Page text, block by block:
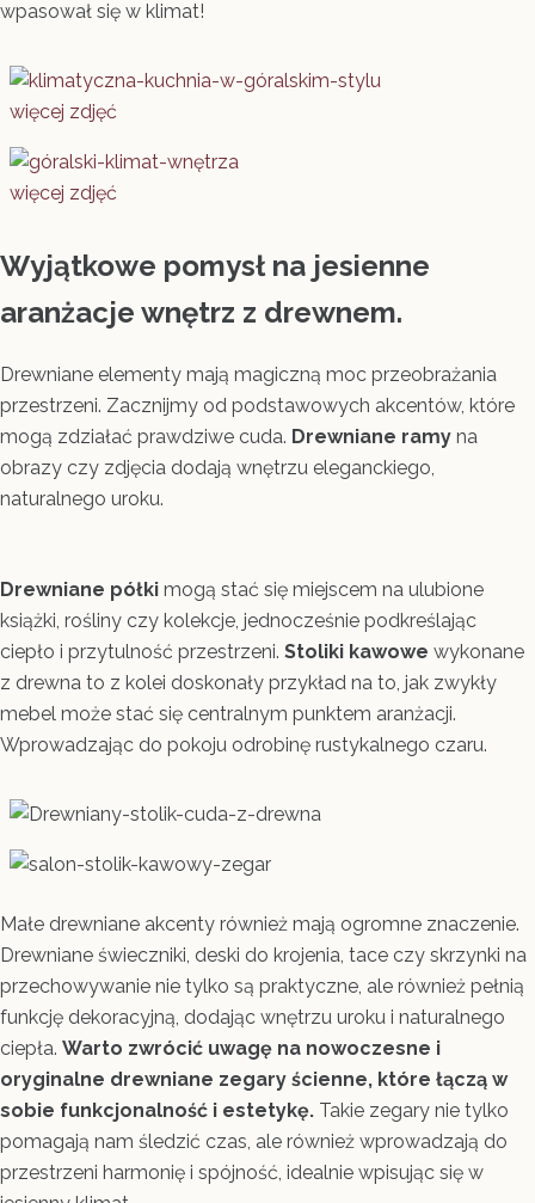
wpasował się w klimat!
więcej zdjęć
więcej zdjęć
Wyjątkowe pomysł na jesienne
aranżacje wnętrz z drewnem.
Drewniane elementy mają magiczną moc przeobrażania
przestrzeni. Zacznijmy od podstawowych akcentów, które
mogą zdziałać prawdziwe cuda. Drewniane ramy na
obrazy czy zdjęcia dodają wnętrzu eleganckiego,
naturalnego uroku.
Drewniane półki mogą stać się miejscem na ulubione
książki, rośliny czy kolekcje, jednocześnie podkreślając
ciepło i przytulność przestrzeni. Stoliki kawowe wykonane
z drewna to z kolei doskonały przykład na to, jak zwykły
mebel może stać się centralnym punktem aranżacji.
Wprowadzając do pokoju odrobinę rustykalnego czaru.
Małe drewniane akcenty również mają ogromne znaczenie.
Drewniane świeczniki, deski do krojenia, tace czy skrzynki na
przechowywanie nie tylko są praktyczne, ale również pełnią
funkcję dekoracyjną, dodając wnętrzu uroku i naturalnego
ciepła. Warto zwrócić uwagę na nowoczesne i
oryginalne drewniane zegary ścienne, które łączą w
sobie funkcjonalność i estetykę. Takie zegary nie tylko
pomagają nam śledzić czas, ale również wprowadzają do
przestrzeni harmonię i spójność, idealnie wpisując się w